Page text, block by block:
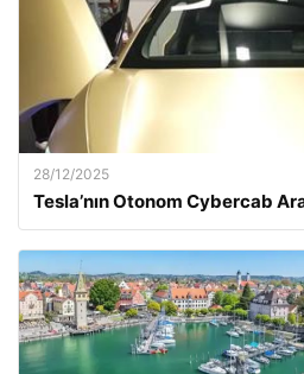
28/12/2025
Tesla’nın Otonom Cybercab